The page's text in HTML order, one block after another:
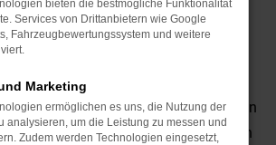
Ghibli Gebrauchtwagen. Der
Qualität dieses Fahrzeugs,
Jahren gleichermaßen Kritiker wie
überzeugt. Wir vom Autohaus
für Maserati Ghibli Gebrauchtwagen
Lieferservice direkt zu Ihnen nach
bieten die bestmögliche Funktionalität
Services von Drittanbietern wie Google
Fahrzeugbewertungssystem und weitere
Marketing
ermöglichen es uns, die Nutzung der
analysieren, um die Leistung zu messen und
Zudem werden Technologien eingesetzt,